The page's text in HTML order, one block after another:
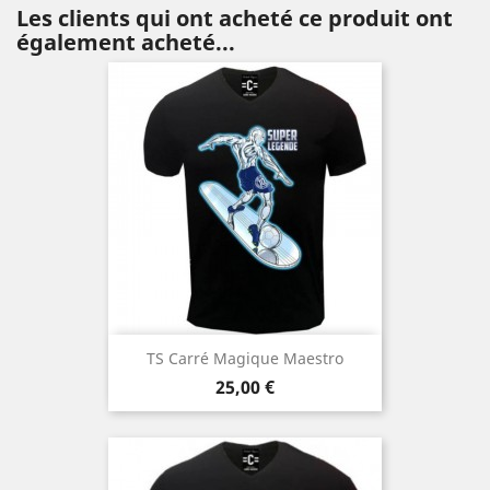
Les clients qui ont acheté ce produit ont
également acheté...
TS Carré Magique Maestro
Prix
25,00 €